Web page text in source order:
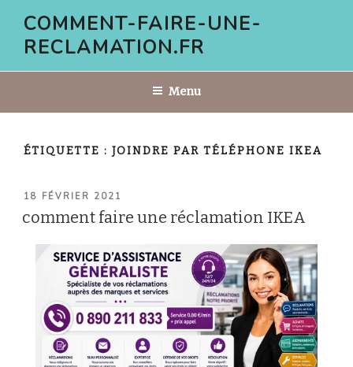
contenu
COMMENT-FAIRE-UNE-
RECLAMATION.FR
Menu
ÉTIQUETTE : JOINDRE PAR TÉLÉPHONE IKEA
PUBLIÉ
18 FÉVRIER 2021
comment faire une réclamation IKEA